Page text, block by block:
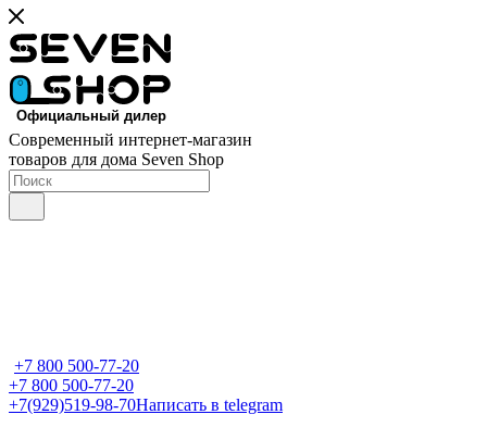
Современный интернет-магазин
товаров для дома Seven Shop
+7 800 500-77-20
+7 800 500-77-20
+7(929)519-98-70Написать в telegram